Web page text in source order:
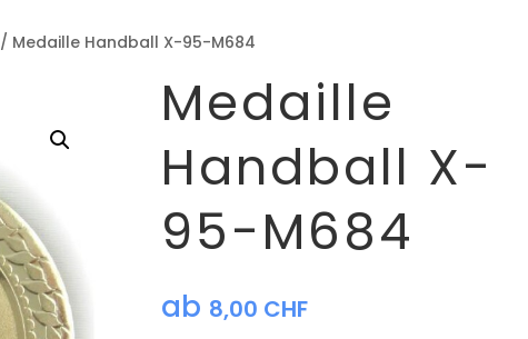
/ Medaille Handball X-95-M684
Medaille
Handball X-
95-M684
ab 8,00 CHF